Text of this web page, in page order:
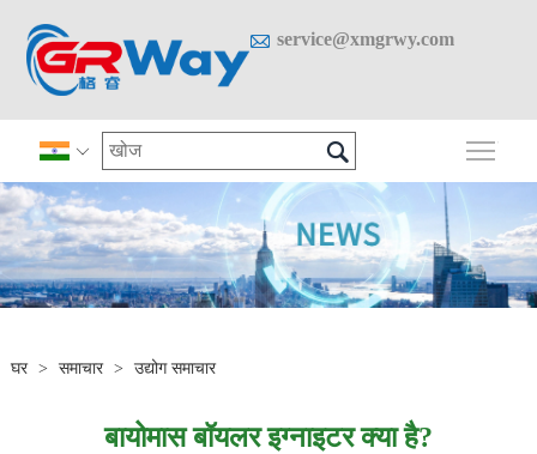
 service@xmgrwy.com
  मुख्य
घर > समाचार > उद्योग समाचार
बायोमास बॉयलर इग्नाइटर क्या है?